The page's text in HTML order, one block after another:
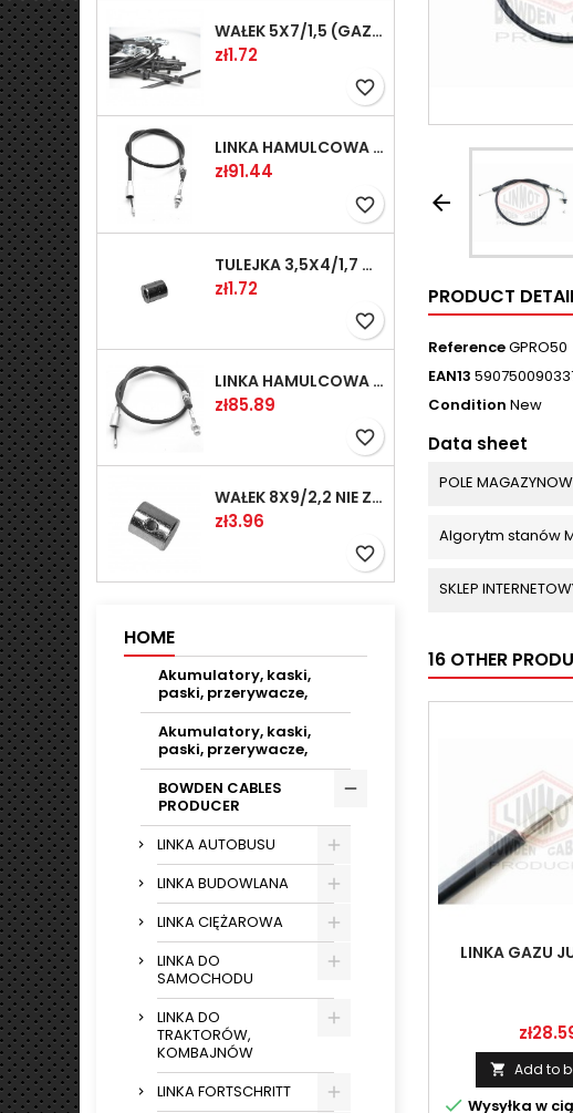
WAŁEK 5X7/1,5 (GAZ WSK)(PR5)
Price
zł1.72
favorite_border
LINKA HAMULCOWA PRZYCZEPY KNOTT 1240/1030 33921-1.11S
Price
zł91.44
favorite_border
TULEJKA 3,5X4/1,7 GAZÓW -OCYNK
Price
zł1.72
favorite_border
LINKA HAMULCOWA PRZYCZEPY KNOTT 1040/830 33921-1.07S
Price
zł85.89
favorite_border
WAŁEK 8X9/2,2 NIE ZAMAWIAĆ
Price
zł3.96
favorite_border
HOME
Akumulatory, kaski,
paski, przerywacze,
Akumulatory, kaski,
paski, przerywacze,
BOWDEN CABLES
PRODUCER
LINKA AUTOBUSU
LINKA BUDOWLANA
LINKA CIĘŻAROWA
LINKA DO
SAMOCHODU
LINKA DO
TRAKTORÓW,
KOMBAJNÓW
LINKA FORTSCHRITT

PRODUCT
ReferenceGPRO50
EAN13
Condition New
Data sheet
POLE
Algorytm stanów
SKLEP
16 OTHER
LINKA GAZU
Price
 Add to
 Wysyłka w